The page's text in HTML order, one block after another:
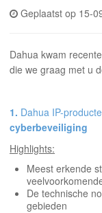
Geplaatst op 15-
Dahua kwam
die we graag met u
1. Dahua IP-
cyberbeveiliging
Highlights:
Meest erkende
De technische
gebieden